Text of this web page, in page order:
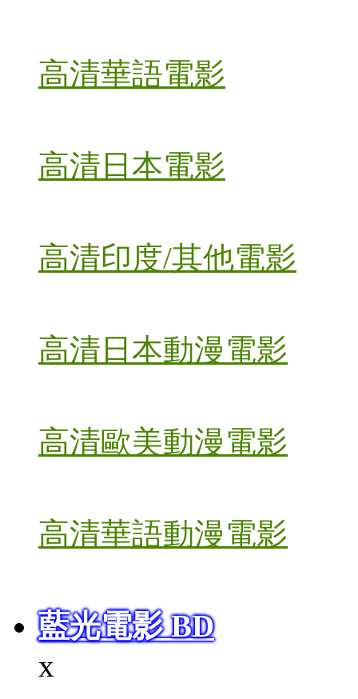
高清華語電影
高清日本電影
高清印度/其他電影
高清日本動漫電影
高清歐美動漫電影
高清華語動漫電影
藍光電影 BD
x